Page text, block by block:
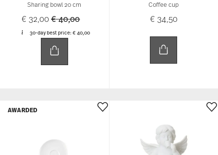
Sharing bowl 20 cm
€ 32,00Price reduced from
€ 40,00to
30-day best price: € 40,00
Coffee cup
€ 34,50
AWARDED